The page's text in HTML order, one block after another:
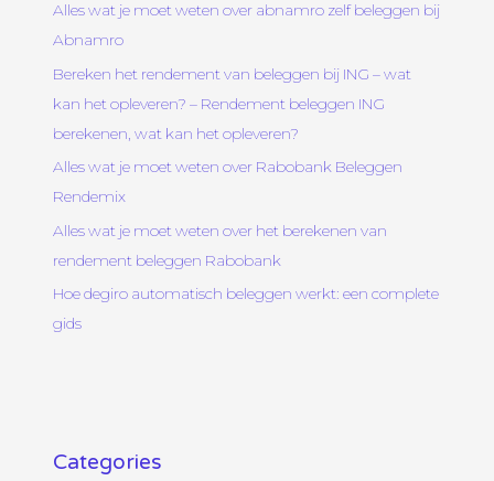
Alles wat je moet weten over abnamro zelf beleggen bij
Abnamro
Bereken het rendement van beleggen bij ING – wat
kan het opleveren? – Rendement beleggen ING
berekenen, wat kan het opleveren?
Alles wat je moet weten over Rabobank Beleggen
Rendemix
Alles wat je moet weten over het berekenen van
rendement beleggen Rabobank
Hoe degiro automatisch beleggen werkt: een complete
gids
Categories